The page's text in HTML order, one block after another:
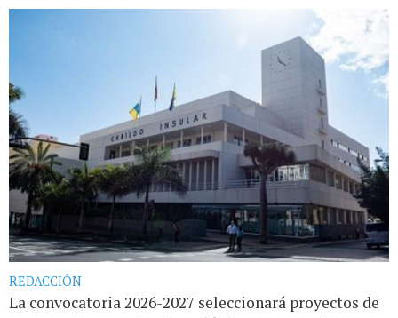
REDACCIÓN
La convocatoria 2026-2027 seleccionará proyectos de